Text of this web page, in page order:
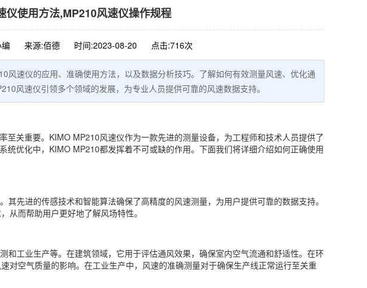
仪使用方法,MP210风速仪操作规程
来源:佰德 时间:2023-08-20 点击:716次
速仪的应用、准确使用方法，以及数据分析技巧。了解如何有效测量风速、优化通
风速仪引领多个领域的发展，为专业人员提供可靠的风速数据支持。
至关重要。KIMO MP210风速仪作为一款先进的测量设备，为工程师和技术人员提供了
优化中，KIMO MP210都发挥着不可或缺的作用。下面我们将详细介绍如何正确使用
先进的传感技术和智能算法确保了高精度的风速测量，为用户提供可靠的数据支持。
从而帮助用户更好地了解风场特性。
和工业生产等。在建筑领域，它用于评估通风效果，确保室内空气流通和舒适性。在环
对空气质量的影响。在工业生产中，风速的准确测量对于确保生产线正常运行至关重